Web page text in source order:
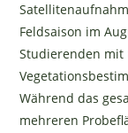
Feldsaison im
Studierenden
Während das
mehreren